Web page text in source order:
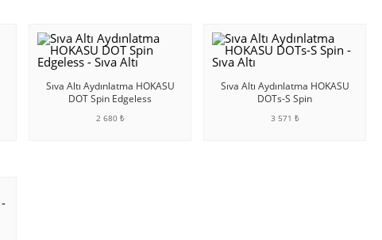
Sıva Altı Aydınlatma HOKASU
DOT Spin Edgeless
2 680 ₺
Sıva Altı Aydınlatma HOKASU
DOTs-S Spin
3 571 ₺